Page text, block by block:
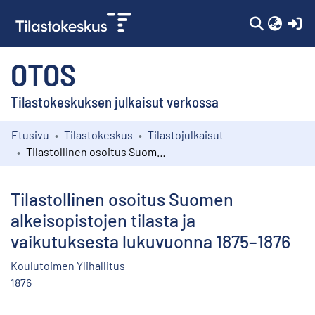
OTOS
Tilastokeskuksen julkaisut verkossa
Kokoelmat
Etusivu Tilastokeskus
Tilastojulkaisut
Tilastollinen osoitus Suomen
alkeisopistojen tilasta ja
vaikutuksesta lukuvuonna 1875–1876
Koulutoimen Ylihallitus
1876